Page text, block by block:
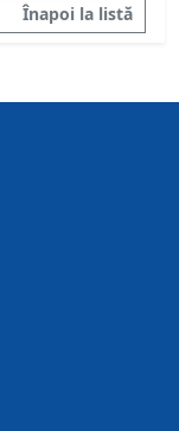
Înapoi la listă